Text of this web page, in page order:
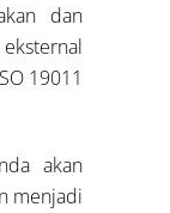
dan
19011
akan
menjadi